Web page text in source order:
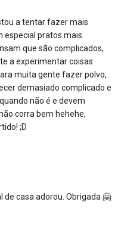
a tentar fazer mais
especial pratos mais
que são complicados,
a experimentar coisas
muita gente fazer polvo,
demasiado complicado e
não é e devem
corra bem hehehe,
;D
de casa adorou. Obrigada 🤗